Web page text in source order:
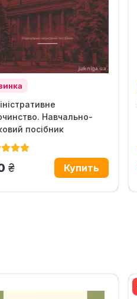
Навчально-
посібник
грн.